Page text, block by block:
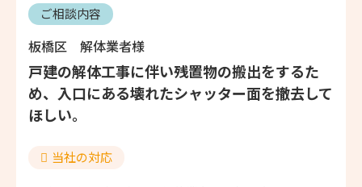
ご相談内容
板橋区 解体業者様
戸建の解体工事に伴い残置物の搬出をするた
め、入口にある壊れたシャッター面を撤去して
ほしい。
当社の対応